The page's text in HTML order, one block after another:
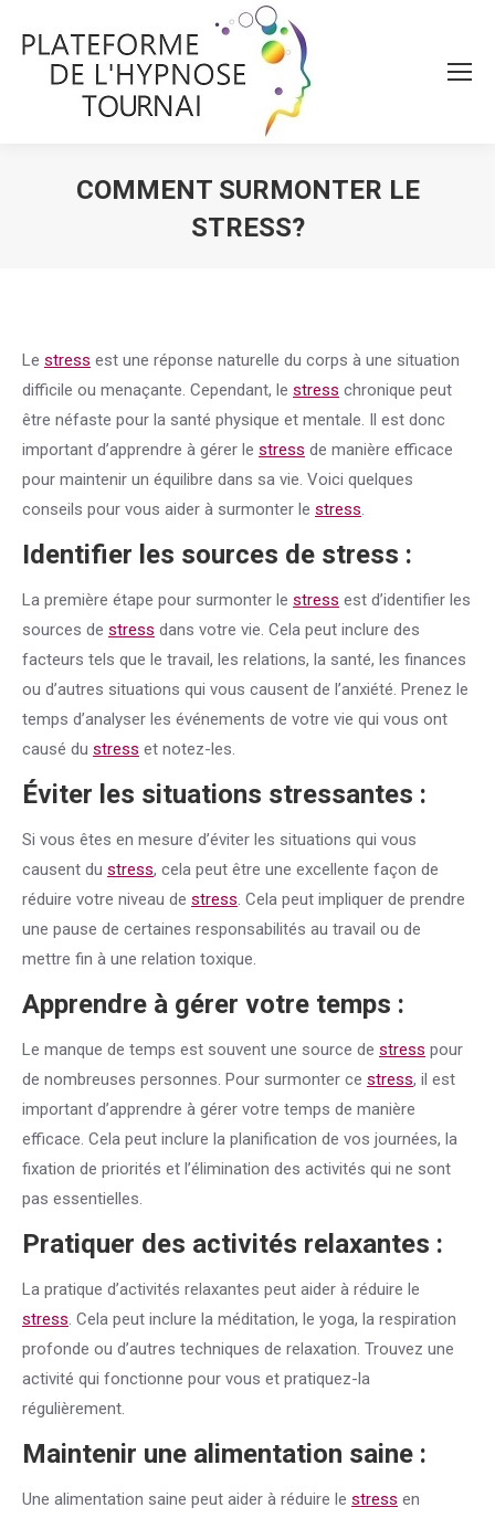
COMMENT SURMONTER LE
STRESS?
Le stress est une réponse naturelle du corps à une situation
difficile ou menaçante. Cependant, le stress chronique peut
être néfaste pour la santé physique et mentale. Il est donc
important d’apprendre à gérer le stress de manière efficace
pour maintenir un équilibre dans sa vie. Voici quelques
conseils pour vous aider à surmonter le stress.
Identifier les sources de stress :
La première étape pour surmonter le stress est d’identifier les
sources de stress dans votre vie. Cela peut inclure des
facteurs tels que le travail, les relations, la santé, les finances
ou d’autres situations qui vous causent de l’anxiété. Prenez le
temps d’analyser les événements de votre vie qui vous ont
causé du stress et notez-les.
Éviter les situations stressantes :
Si vous êtes en mesure d’éviter les situations qui vous
causent du stress, cela peut être une excellente façon de
réduire votre niveau de stress. Cela peut impliquer de prendre
une pause de certaines responsabilités au travail ou de
mettre fin à une relation toxique.
Apprendre à gérer votre temps :
Le manque de temps est souvent une source de stress pour
de nombreuses personnes. Pour surmonter ce stress, il est
important d’apprendre à gérer votre temps de manière
efficace. Cela peut inclure la planification de vos journées, la
fixation de priorités et l’élimination des activités qui ne sont
pas essentielles.
Pratiquer des activités relaxantes :
La pratique d’activités relaxantes peut aider à réduire le
stress. Cela peut inclure la méditation, le yoga, la respiration
profonde ou d’autres techniques de relaxation. Trouvez une
activité qui fonctionne pour vous et pratiquez-la
régulièrement.
Maintenir une alimentation saine :
Une alimentation saine peut aider à réduire le stress en